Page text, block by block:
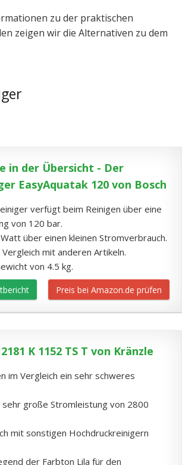
zu der praktischen
zeigen wir die Alternativen zu dem
in der Übersicht - Der
EasyAquatak 120 von Bosch
verfügt beim Reinigen über eine
von 120 bar.
über einen kleinen Stromverbrauch.
mit anderen Artikeln.
von 4.5 kg.
Preis bei Amazon.de prüfen
K 1152 TS T von Kränzle
im Vergleich ein sehr schweres
große Stromleistung von 2800
mit sonstigen Hochdruckreinigern
der Farbton Lila für den